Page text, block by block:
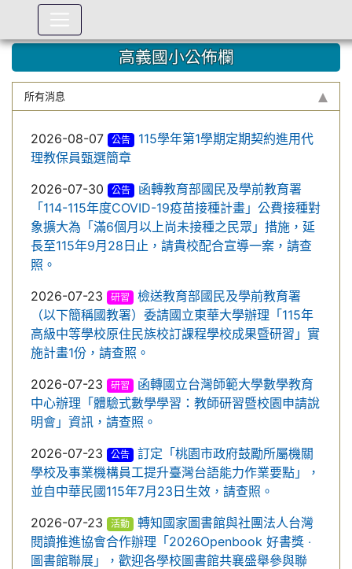
高義國小公佈欄
所有消息
2026-08-07 公告
115學年第1學期定期契約進用代
理教保員甄選簡章
2026-07-30
公告
函轉教育部國民及學前教育署
「114-115年度COVID-19疫苗接種計畫」公費接種對
象擴大為「滿6個月以上尚未接種之民眾」措施，延
長至115年9月28日止，請貴校配合宣導一案，請查
照。
2026-07-23
研習
檢送教育部國民及學前教育署
（以下簡稱國教署）委請國立東華大學辦理「115年
高級中等學校原住民族校訂課程學校成果暨研習」實
施計畫1份，請查照。
2026-07-23
研習
函轉國立台灣師範大學數學教育
中心辦理「體驗式數學學習：教師研習暨校園申請說
明會」資訊，請查照。
2026-07-23
公告
訂定「桃園市政府鼓勵所屬機關
學校及事業機構員工提升臺灣台語能力作業要點」，
並自中華民國115年7月23日生效，請查照。
2026-07-23
活動
轉知國家圖書館與社團法人台灣
閱讀推進協會合作辦理「2026Openbook 好書獎 ‧
圖書館聯展」，歡迎各學校圖書館共襄盛舉參與聯